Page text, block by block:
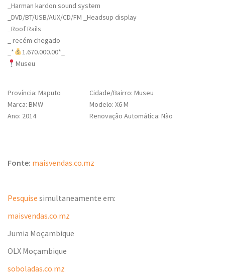
_Harman kardon sound system
_DVD/BT/USB/AUX/CD/FM _Headsup display
_Roof Rails
_ recém chegado
_*
1.670.000.00*_
Museu
Província: Maputo Cidade/Bairro: Museu
Marca: BMW
Modelo: X6 M
Ano: 2014
Renovação Automática: Não
Fonte: maisvendas.co.mz
Pesquise simultaneamente em:
maisvendas.co.mz
Jumia Moçambique
OLX Moçambique
soboladas.co.mz